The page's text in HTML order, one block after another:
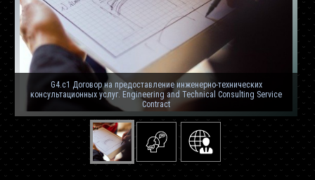
G4.c1 Договор на предоставление инженерно-технических
консультационных услуг. Engineering and Technical Consulting Service
Contract